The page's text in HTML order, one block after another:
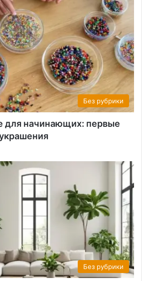
Без рубрики
для начинающих: первые
Без рубрики